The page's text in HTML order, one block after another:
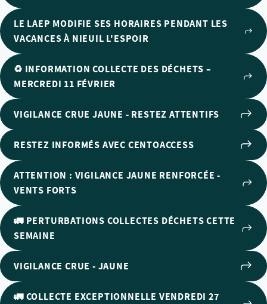
LE LAEP MODIFIE SES HORAIRES PENDANT LES
VACANCES À NIEUIL L'ESPOIR
♻️ INFORMATION COLLECTE DES DÉCHETS –
MERCREDI 11 FÉVRIER
VIGILANCE CRUE JAUNE - RESTEZ ATTENTIFS
RESTEZ INFORMÉS AVEC CENTOACCESS
ATTENTION : VIGILANCE JAUNE RENFORCÉE -
VENTS FORTS
🚛 PERTURBATIONS COLLECTES DÉCHETS CETTE
SEMAINE
VIGILANCE CRUE - JAUNE
🚛 COLLECTE EXCEPTIONNELLE VENDREDI 27